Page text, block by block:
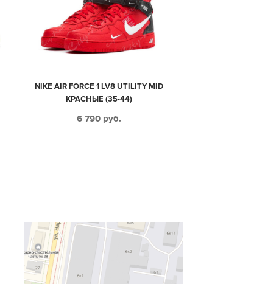
NIKE AIR FORCE 1 LV8 UTILITY MID
КРАСНЫЕ (35-44)
6 790 руб.